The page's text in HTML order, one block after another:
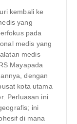
kembali ke
yang
pada
medis yang
medis
Mayapada
dengan
kota utama
Perluasan ini
ini
di mana